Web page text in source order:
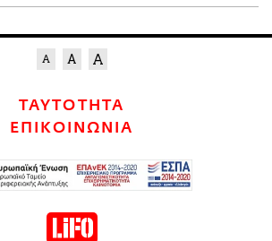
ΤΑΥΤΟΤΗΤΑ
ΕΠΙΚΟΙΝΩΝΙΑ